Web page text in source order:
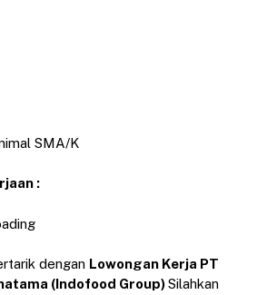
SMA/K
:
dengan Lowongan Kerja PT
(Indofood Group)Silahkan